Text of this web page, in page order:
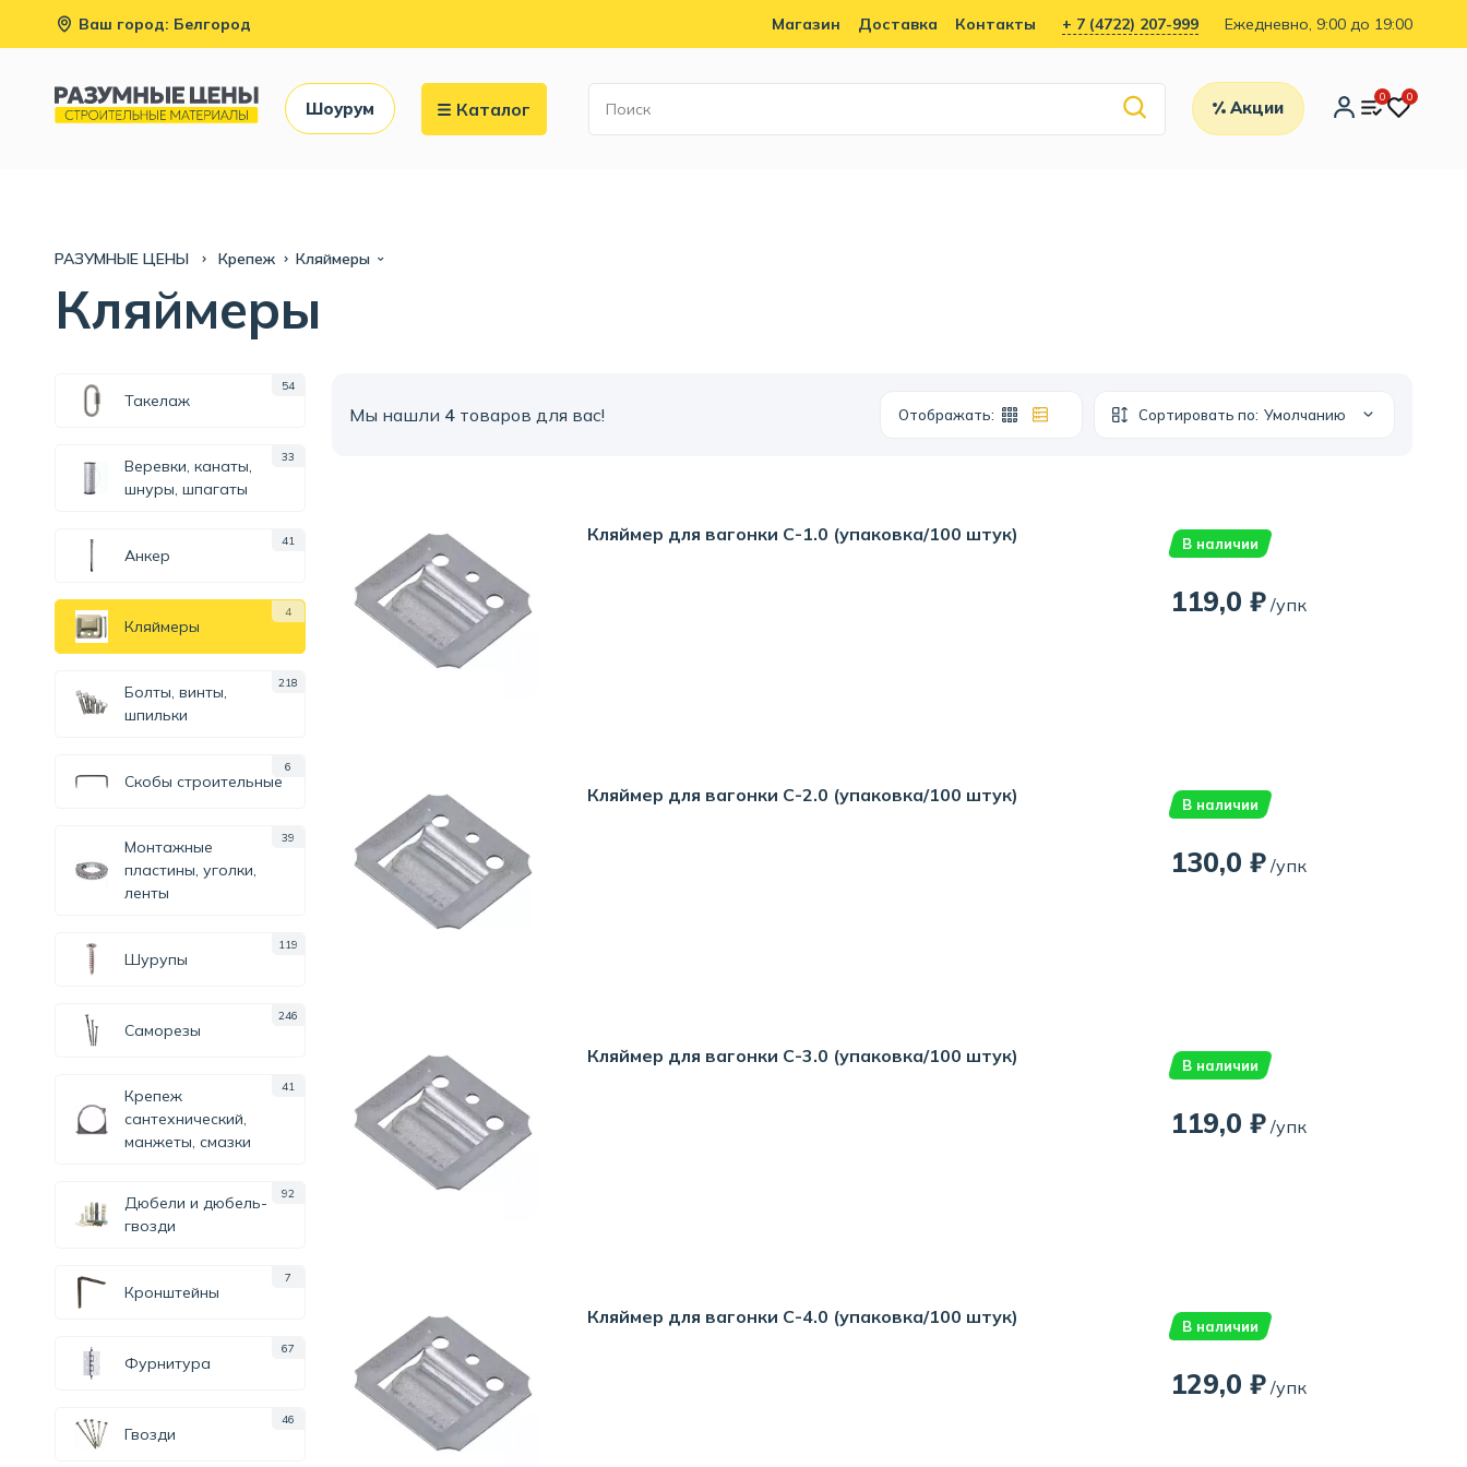
Ваш город: Белгород Магазин Доставка Контакты + 7 (4722) 207-999 Ежедневно, 9:00 до 19:00
Шоурум Каталог Акции
0 0
РАЗУМНЫЕ ЦЕНЫ Крепеж Кляймеры
Кляймеры
Мы нашли 4товаров для вас! Отображать: Сортировать по: Умолчанию
Кляймер для вагонки С-1.0 (упаковка/100 штук) В наличии
119,0 ₽ /упк
Кляймер для вагонки С-2.0 (упаковка/100 штук) В наличии
130,0 ₽ /упк
Кляймер для вагонки С-3.0 (упаковка/100 штук) В наличии
119,0 ₽ /упк
Кляймер для вагонки С-4.0 (упаковка/100 штук) В наличии
129,0 ₽ /упк
Такелаж
54
Веревки, канаты,
шнуры, шпагаты
33
Анкер
41
Кляймеры
4
Болты, винты,
шпильки
218
Скобы строительные
6
Монтажные
пластины, уголки,
ленты
39
Шурупы
119
Саморезы
246
Крепеж
сантехнический,
манжеты, смазки
41
Дюбели и дюбель-
гвозди
92
Кронштейны
7
Фурнитура
67
Гвозди
46